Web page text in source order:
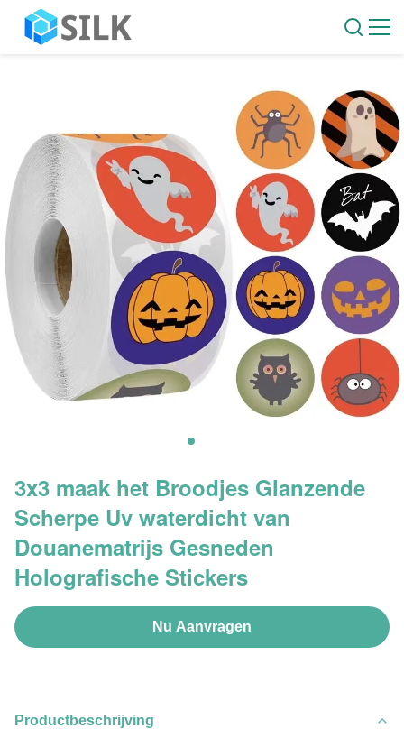
3x3 maak het Broodjes Glanzende
Scherpe Uv waterdicht van
Douanematrijs Gesneden
Holografische Stickers
Nu Aanvragen
Productbeschrijving